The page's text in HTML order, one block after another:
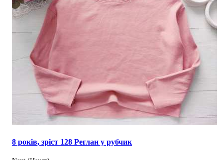
8 років, зріст 128 Реглан у рубчик